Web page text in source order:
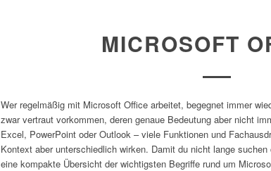
MICROSOFT
Wer regelmäßig mit Microsoft Office arbeitet, begegnet immer
zwar vertraut vorkommen, deren genaue Bedeutung aber nicht
Excel, PowerPoint oder Outlook – viele Funktionen und
Kontext aber unterschiedlich wirken. Damit du nicht lange
eine kompakte Übersicht der wichtigsten Begriffe rund um